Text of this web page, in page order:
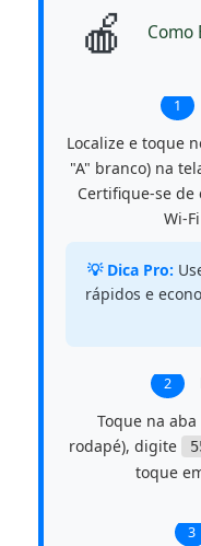
🍎 Como
1
Localize e toque
"A" branco) na
Certifique-se
Wi-
💡 Dica Pro:
rápidos e
2
Toque na aba
rodapé), digite
toque
3